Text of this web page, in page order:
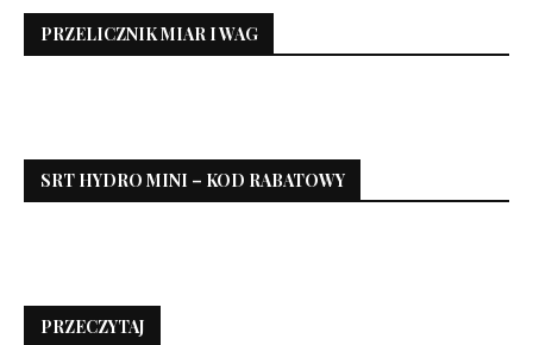
PRZELICZNIK MIAR I WAG
SRT HYDRO MINI – KOD RABATOWY
PRZECZYTAJ